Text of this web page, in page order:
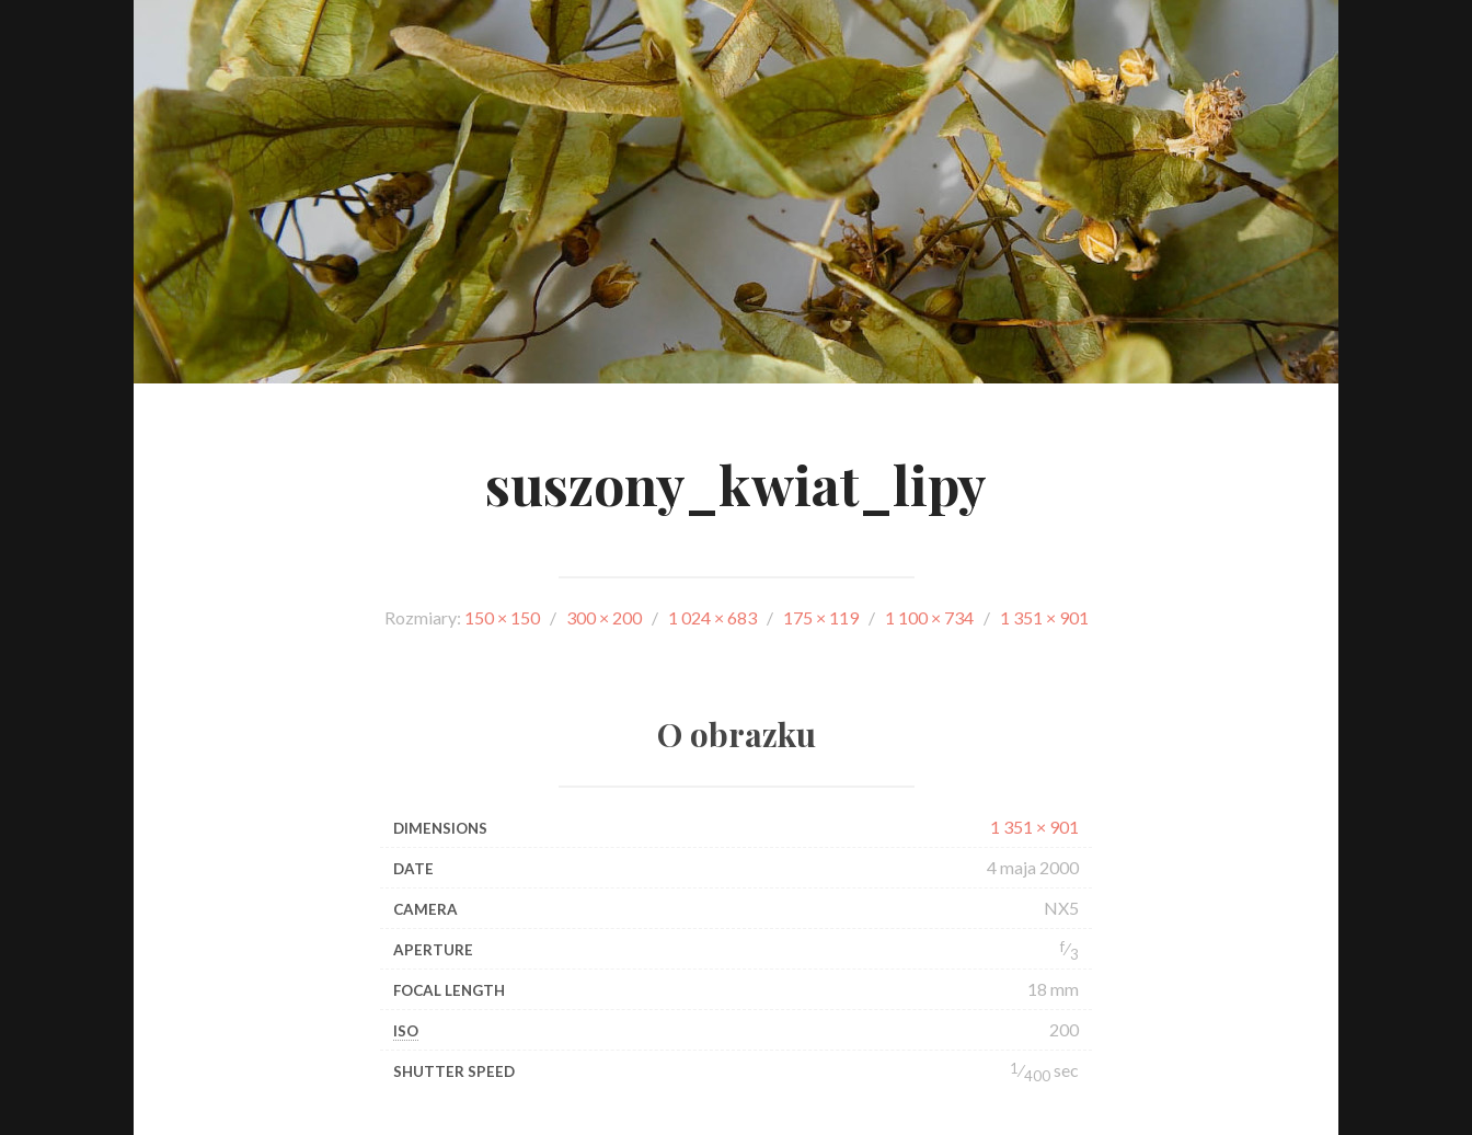
suszony_kwiat_lipy
Rozmiary: 150 × 150 / 300 × 200 / 1 024 × 683 / 175 × 119 / 1 100 × 734 / 1 351 × 901
O obrazku
DIMENSIONS 1 351 × 901
DATE 4 maja 2000
CAMERA NX5
APERTURE f⁄3
FOCAL LENGTH 18 mm
ISO 200
SHUTTER SPEED 1⁄400 sec